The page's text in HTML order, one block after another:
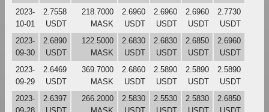
2023-
10-01
2.7558
USDT
218.7000
MASK
2.6960
USDT
2.6960
USDT
2.6960
USDT
2.7730
USDT
2023-
09-30
2.6890
USDT
122.5000
MASK
2.6830
USDT
2.6830
USDT
2.6850
USDT
2.6960
USDT
2023-
09-29
2.6469
USDT
369.7000
MASK
2.6860
USDT
2.5890
USDT
2.5890
USDT
2.5890
USDT
2023-
2.6397
266.2000
2.5830
2.5530
2.5830
2.6850